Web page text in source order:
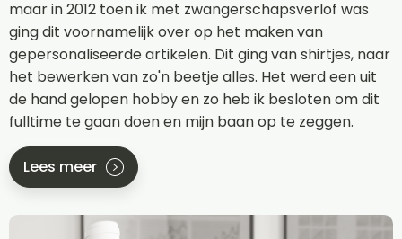
maar in 2012 toen ik met zwangerschapsverlof was
ging dit voornamelijk over op het maken van
gepersonaliseerde artikelen. Dit ging van shirtjes, naar
het bewerken van zo'n beetje alles. Het werd een uit
de hand gelopen hobby en zo heb ik besloten om dit
fulltime te gaan doen en mijn baan op te zeggen.
Lees meer